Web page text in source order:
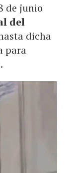
de junio
del
dicha
para
.